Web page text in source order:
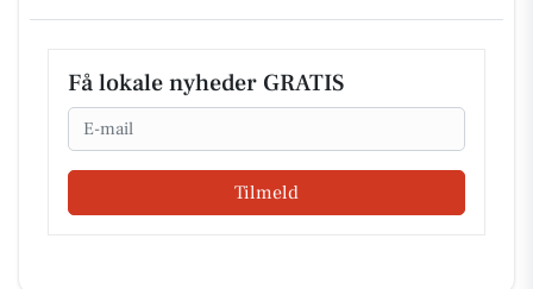
Få lokale nyheder GRATIS
Email
Tilmeld